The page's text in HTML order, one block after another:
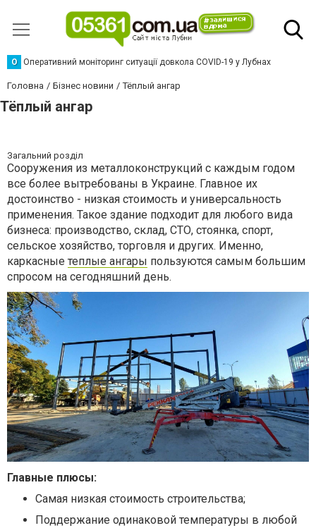
О Оперативний моніторинг ситуації довкола COVID-19 у Лубнах
Головна Бізнес новини Тёплый ангар
Тёплый ангар
Загальний розділ
Сооружения из металлоконструкций с каждым годом
все более вытребованы в Украине. Главное их
достоинство - низкая стоимость и универсальность
применения. Такое здание подходит для любого вида
бизнеса: производство, склад, СТО, стоянка, спорт,
сельское хозяйство, торговля и других. Именно,
каркасные теплые ангары пользуются самым большим
спросом на сегодняшний день.
Главные плюсы:
Самая низкая стоимость строительства;
Поддержание одинаковой температуры в любой